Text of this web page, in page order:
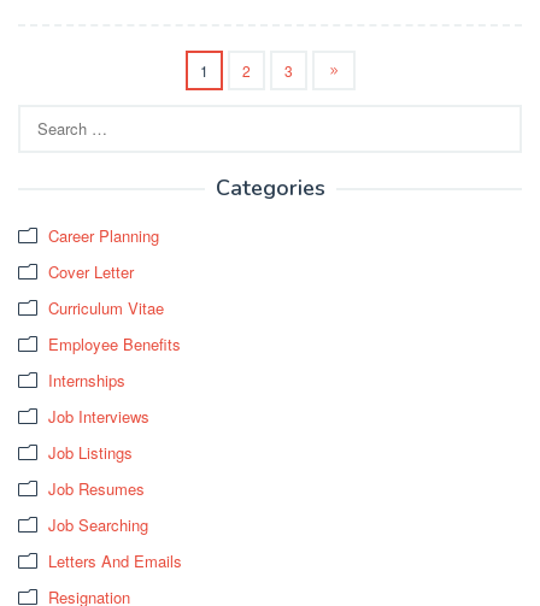
1 2 3
for:
Categories
Career Planning
Cover Letter
Curriculum Vitae
Employee Benefits
Internships
Job Interviews
Job Listings
Job Resumes
Job Searching
Letters And Emails
Resignation